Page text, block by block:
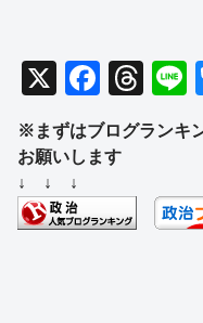
X
F
a
c
b
T
hr
e
d
n
e
※まずはブログランキ
お願いします
↓ ↓ ↓